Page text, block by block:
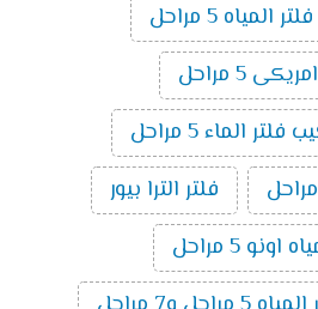
5 مراحل
5 مراحل
الماء 5 مراحل
فلتر الترا بيور
اونو 5 مراحل